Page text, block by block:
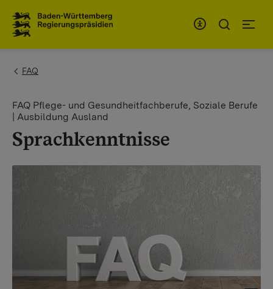
You are here:
FAQ
FAQ Pflege- und Gesundheitfachberufe, Soziale Berufe
| Ausbildung Ausland
Sprachkenntnisse